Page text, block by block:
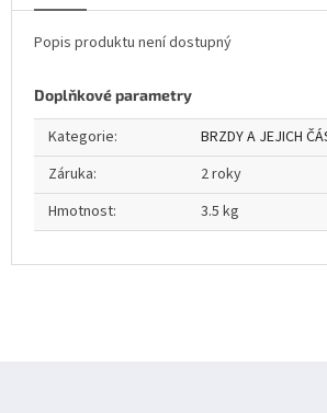
Popis produktu není dostupný
Doplňkové parametry
Kategorie:
BRZDY A JEJICH
Záruka:
2 roky
Hmotnost: 3.5 kg